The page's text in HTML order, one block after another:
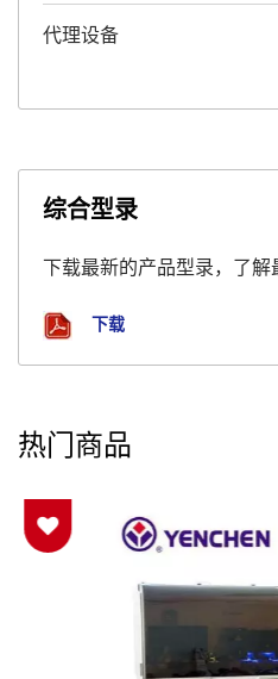
代理设备
综合型录
下载最新的产品型录，了
下载
热门商品